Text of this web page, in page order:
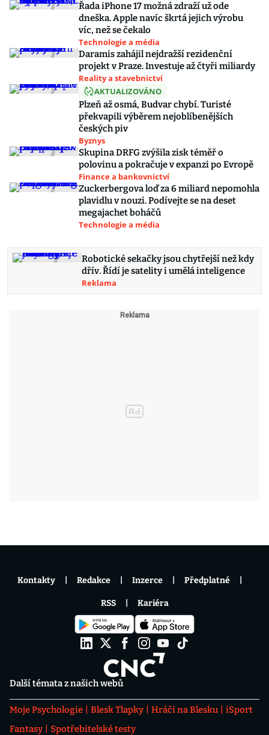
Řada iPhone 17 možná zdraží už ode
dneška. Apple navíc škrtá jejich výrobu
víc, než se čekalo
Technologie a média
Daramis zahájil nejdražší rezidenční
projekt v Praze. Investuje až čtyři miliardy
Reality a stavebnictví
AKTUALIZOVÁNO
Plzeň až osmá, Budvar chybí. Turisté
překvapili výběrem nejoblíbenějších
českých piv
Byznys
Skupina DRFG zvýšila zisk téměř o
polovinu a pokračuje v expanzi po Evropě
Finance a bankovnictví
Zuckerbergova loď za 6 miliard nepomohla
plavidlu v nouzi. Podívejte se na deset
megajachet boháčů
Technologie a média
Robotické sekačky jsou chytřejší než kdy
dřív. Řídí je satelity i umělá inteligence
Reklama
Další témata z našich webů
Moje Psychologie Blesk Tlapky Hráči na Blesku
iSport
Fantasy
Spotřebitelské testy
Kontakty Redakce Inzerce Předplatné
RSS Kariéra